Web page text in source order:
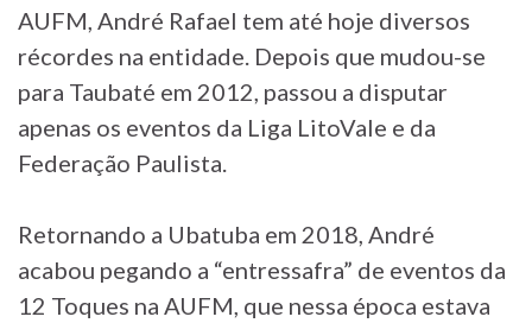
AUFM, André Rafael tem até hoje diversos
récordes na entidade. Depois que mudou-se
para Taubaté em 2012, passou a disputar
apenas os eventos da Liga LitoVale e da
Federação Paulista.
Retornando a Ubatuba em 2018, André
acabou pegando a “entressafra” de eventos da
12 Toques na AUFM, que nessa época estava